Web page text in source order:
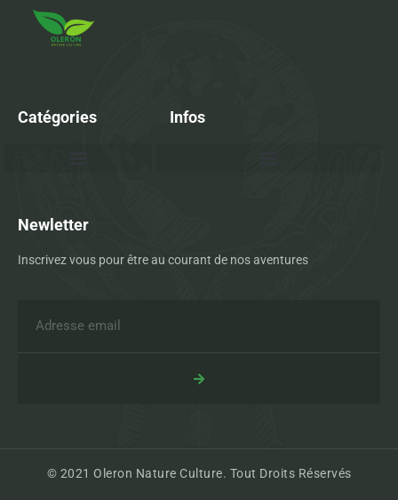
Catégories Infos
Newletter
Inscrivez vous pour être au courant de nos aventures
© 2021 Oleron Nature Culture. Tout Droits Réservés